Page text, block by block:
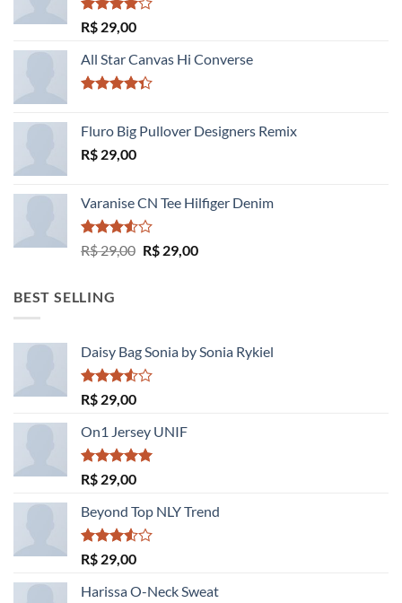
Avaliação
4.00
de
5
R$ 29,00
All Star Canvas Hi Converse
Fluro Big Pullover Designers Remix
R$ 29,00
Varanise CN Tee Hilfiger Denim
Avaliação
3.50
de
R$29,00 O
R$29,00O
BEST SELLING
Daisy Bag Sonia by Sonia Rykiel
Avaliação
3.50
de
5
R$ 29,00
On1 Jersey UNIF
Avaliação
5.00
de 5
R$ 29,00
Beyond Top NLY Trend
Avaliação
3.50
de
5
R$ 29,00
Harissa O-Neck Sweat